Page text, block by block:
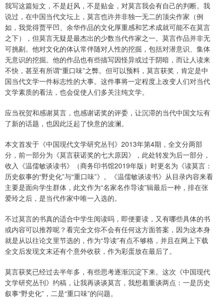
我写这篇短文，不是赶风，不是贴金，对莫言我会有自己的判断。我
说过，在中国当代文坛上，莫言也许并非独一无二的顶尖作家（例
如，我觉得贾平凹、余华作品的文化厚重感和艺术成就可能不在莫言
之下），但莫言无疑是最杰出的少数当代作家之一。莫言作品并非无
可挑剔。他对文化的体认常伴随对人性的挖掘，包括对潜意识、集体
无意识的挖掘。他的作品也有些描写因怪异或过于阴暗，而让人读来
不快，甚至有所谓“重口味”之弊。但可以预料，莫言获奖，肯定是中
国当代文学一件标志性的大事。这件事将一定程度上改变人们对当代
文学素质的看法，也会促使人们多关注纯文学。
应当祝贺和感谢莫言，也感谢诺奖的评委，让沉滞的当代中国文坛有
了新的话题，也因此泛起了快意的波澜。
本文首发于《中国现代文学研究丛刊》2013年第4期，全文分两部
分，前一部分为《莫言获诺奖的七大原因》，此处转发为后一部分，
收入《温儒敏谈读书》（商务印书馆2019年版）时更名为《读莫言：
历史叙事的“野史化”与“重口味”》。《温儒敏谈读书》从目录内容来看
主要是面向学生群体，此文作为“名家名作导读”辑最后一种，排在张
爱玲之后，是当代作家中唯一入选的。
不过莫言的书真的适合中学生阅读吗，即便要读，又有哪些具体的书
或内容可以推荐呢？看完全文你不会有任何这方面答案，因为这本身
就是从以往论文里节选的，作为“导读”有点不够格，并且在网上下载
全文后发现文末还有个意外收获，作为彩蛋放在最后了。
莫言获奖已经过去半年多，有些思考逐渐沉淀下来。这次《中国现代
文学研究丛刊》约稿，让我再谈谈莫言，我想着重谈两点：一是历史
叙事“野史化”，二是“重口味”的问题。